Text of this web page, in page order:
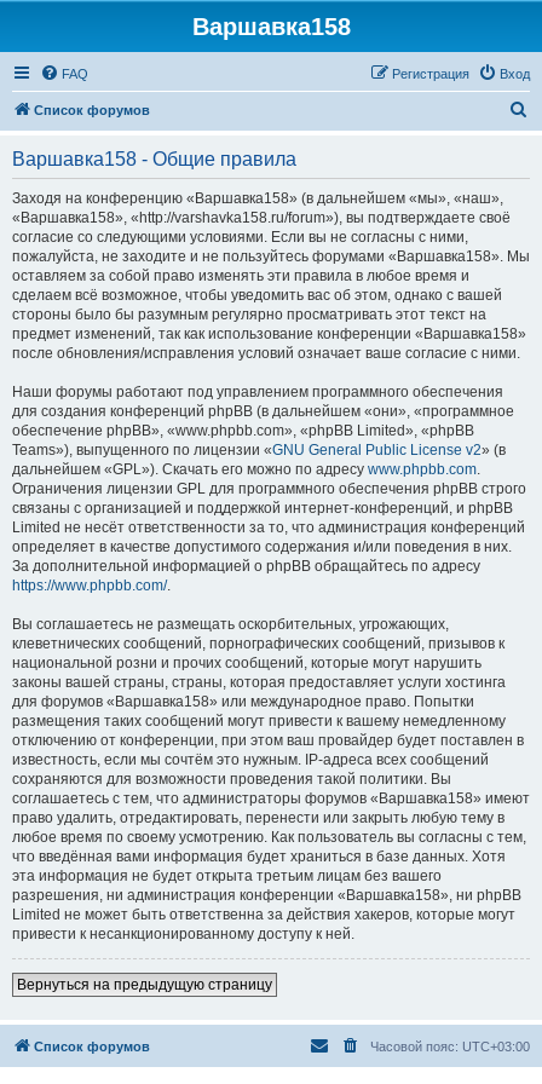
Варшавка158
FAQ Вход
Регистрация
Список форумов
Варшавка158 - Общие правила
Заходя на конференцию «Варшавка158» (в дальнейшем «мы», «наш»,
«Варшавка158», «http://varshavka158.ru/forum»), вы подтверждаете своё
согласие со следующими условиями. Если вы не согласны с ними,
пожалуйста, не заходите и не пользуйтесь форумами «Варшавка158». Мы
оставляем за собой право изменять эти правила в любое время и
сделаем всё возможное, чтобы уведомить вас об этом, однако с вашей
стороны было бы разумным регулярно просматривать этот текст на
предмет изменений, так как использование конференции «Варшавка158»
после обновления/исправления условий означает ваше согласие с ними.
Наши форумы работают под управлением программного обеспечения
для создания конференций phpBB (в дальнейшем «они», «программное
обеспечение phpBB», «www.phpbb.com», «phpBB Limited», «phpBB
Teams»), выпущенного по лицензии «GNU General Public License v2» (в
дальнейшем «GPL»). Скачать его можно по адресу www.phpbb.com.
Ограничения лицензии GPL для программного обеспечения phpBB строго
связаны с организацией и поддержкой интернет-конференций, и phpBB
Limited не несёт ответственности за то, что администрация конференций
определяет в качестве допустимого содержания и/или поведения в них.
За дополнительной информацией о phpBB обращайтесь по адресу
https://www.phpbb.com/.
Вы соглашаетесь не размещать оскорбительных, угрожающих,
клеветнических сообщений, порнографических сообщений, призывов к
национальной розни и прочих сообщений, которые могут нарушить
законы вашей страны, страны, которая предоставляет услуги хостинга
для форумов «Варшавка158» или международное право. Попытки
размещения таких сообщений могут привести к вашему немедленному
отключению от конференции, при этом ваш провайдер будет поставлен в
известность, если мы сочтём это нужным. IP-адреса всех сообщений
сохраняются для возможности проведения такой политики. Вы
соглашаетесь с тем, что администраторы форумов «Варшавка158» имеют
право удалить, отредактировать, перенести или закрыть любую тему в
любое время по своему усмотрению. Как пользователь вы согласны с тем,
что введённая вами информация будет храниться в базе данных. Хотя
эта информация не будет открыта третьим лицам без вашего
разрешения, ни администрация конференции «Варшавка158», ни phpBB
Limited не может быть ответственна за действия хакеров, которые могут
привести к несанкционированному доступу к ней.
Вернуться на предыдущую страницу
Список форумов Часовой пояс: UTC+03:00